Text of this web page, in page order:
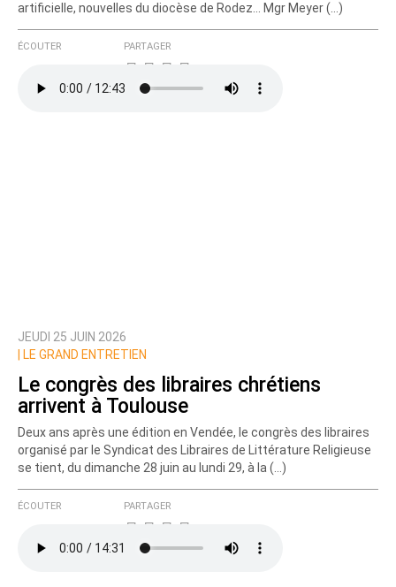
Ajoutez votre commentaire ici
Texte de votre message
Prévenez-moi de tous les nouveaux commentaires
artificielle, nouvelles du diocèse de Rodez... Mgr Meyer (…)
ÉCOUTER PARTAGER
JEUDI 25 JUIN 2026
LE GRAND ENTRETIEN
Le congrès des libraires chrétiens
arrivent à Toulouse
Deux ans après une édition en Vendée, le congrès des libraires
organisé par le Syndicat des Libraires de Littérature Religieuse
se tient, du dimanche 28 juin au lundi 29, à la (…)
ÉCOUTER PARTAGER